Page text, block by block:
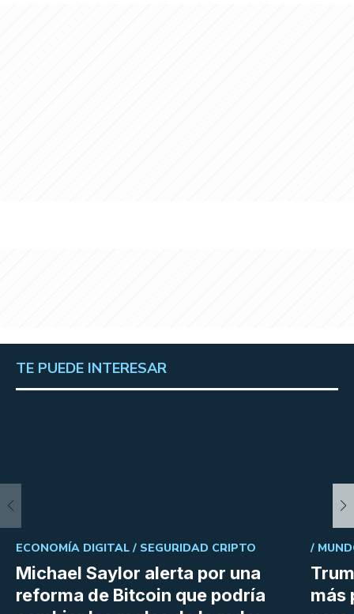
TE PUEDE INTERESAR
Michael Saylor alerta por una
reforma de Bitcoin que podría
ECONOMÍA DIGITAL / SEGURIDAD CRIPTO
más
/